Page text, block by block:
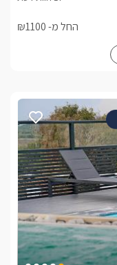
החל מ- ₪1100